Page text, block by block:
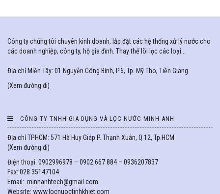
Công ty chúng tôi chuyên kinh doanh, lắp đặt các hệ thống xử lý nước cho
các doanh nghiệp, công ty, hộ gia đình. Thay thế lõi lọc các loại...
Địa chỉ Miền Tây: 01 Nguyễn Công Bình, P.6, Tp. Mỹ Tho, Tiền Giang
(Xem đường đi)
CÔNG TY TNHH GIA DỤNG VÀ LỌC NƯỚC MINH ANH
Địa chỉ TPHCM: 571 Hà Huy Giáp P. Thạnh Xuân, Q 12, Tp.HCM
(Xem đường đi)
Điện thoại: 0902996978 – 0902 667 884 – 0936207837
Fax: 028 35147104
Email: minhanhtech@gmail.com
Website: www.locnuoctinhkhiet.com